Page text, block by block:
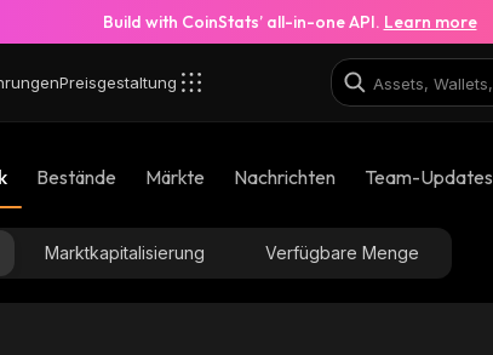
Build with CoinStats’ all-in-one API. Learn more
Preisgestaltung
Bestände Märkte Nachrichten Team-Updates
Marktkapitalisierung Verfügbare Menge